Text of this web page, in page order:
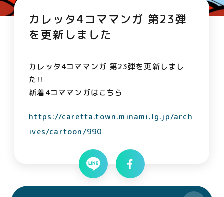
カレッタ4コママンガ 第23弾
を更新しました
カレッタ4コママンガ 第23弾を更新しまし
た!!
新着4コママンガはこちら
https://caretta.town.minami.lg.jp/arch
ives/cartoon/990